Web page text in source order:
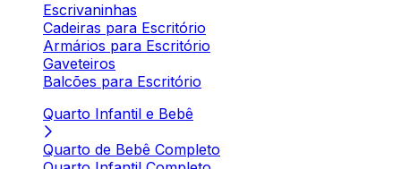
Escrivaninhas
Cadeiras para Escritório
Armários para Escritório
Gaveteiros
Balcões para Escritório
Quarto Infantil e Bebê
Quarto de Bebê Completo